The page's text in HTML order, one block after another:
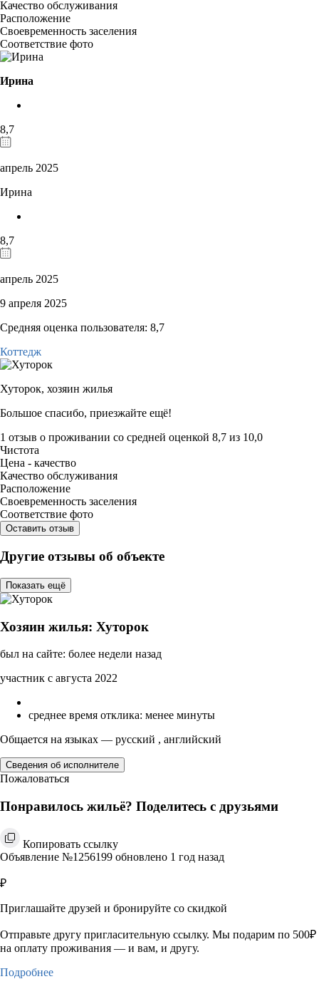
Качество обслуживания
Расположение
Своевременность заселения
Соответствие фото
Ирина
8,7
апрель 2025
Ирина
8,7
апрель 2025
9 апреля 2025
Средняя оценка пользователя: 8,7
Коттедж
Хуторок, хозяин жилья
Большое спасибо, приезжайте ещё!
1 отзыв о проживании со средней оценкой 8,7 из 10,0
Чистота
Цена - качество
Качество обслуживания
Расположение
Своевременность заселения
Соответствие фото
Оставить отзыв
Другие отзывы об объекте
Показать ещё
Хозяин жилья: Хуторок
был на сайте: более недели назад
участник с августа 2022
среднее время отклика: менее минуты
Общается на языках — русский , английский
Сведения об исполнителе
Пожаловаться
Понравилось жильё? Поделитесь с друзьями
Копировать ссылку
Объявление №1256199 обновлено 1 год назад
₽
Приглашайте друзей и бронируйте со скидкой
Отправьте другу пригласительную ссылку. Мы подарим по 500₽
на оплату проживания — и вам, и другу.
Подробнее